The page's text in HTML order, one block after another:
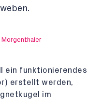
Morgenthaler
ein funktionierendes
erstellt werden,
im